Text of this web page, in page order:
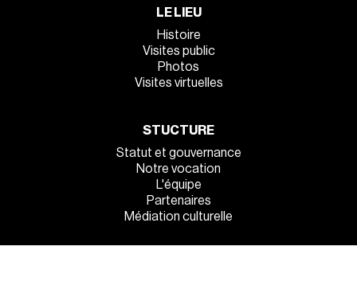
LE LIEU
Histoire
Visites public
Photos
Visites virtuelles
STUCTURE
Statut et gouvernance
Notre vocation
L'équipe
Partenaires
Médiation culturelle